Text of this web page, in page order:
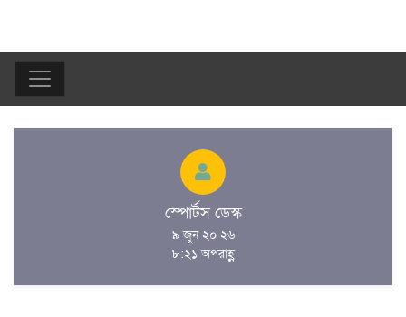
স্পোর্টস ডেস্ক
৯ জুন ২০ ২৬
৮:২১ অপরাহ্ণ